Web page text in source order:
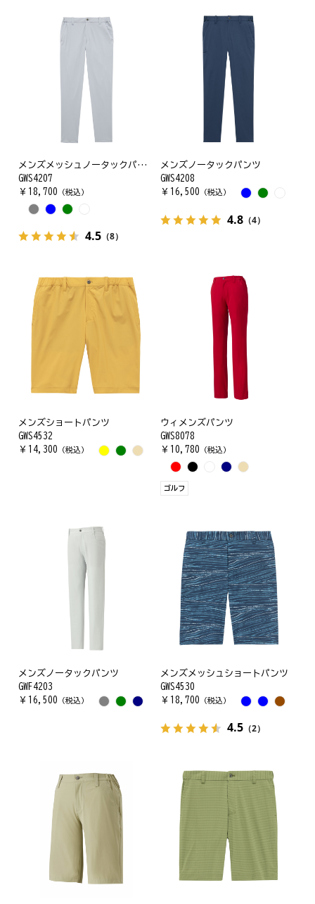
メンズメッシュノータックパンツ
GWS4207
￥ 18,700 （税込）
4.5 （8）
メンズノータックパンツ
GWS4208
￥ 16,500 （税込）
4.8（4）
メンズショートパンツ
GWS4532
￥ 14,300 （税込）
ウィメンズパンツ
GWS8078
￥ 10,780 （税込）
ゴルフ
メンズノータックパンツ
GWF4203
￥ 16,500 （税込）
メンズメッシュショートパンツ
GWS4530
￥ 18,700 （税込）
4.5（2）